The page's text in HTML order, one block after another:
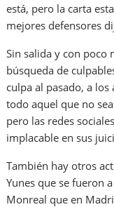
está, pero la carta
mejores defensores
Sin salida y con poco
búsqueda de
culpa al pasado, a
todo aquel que no
pero las redes
implacable en sus
También hay otros
Yunes que se fueron
Monreal que en